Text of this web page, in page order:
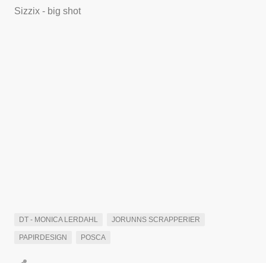
Sizzix - big shot
DT - MONICA LERDAHL JORUNNS SCRAPPERIER
PAPIRDESIGN POSCA